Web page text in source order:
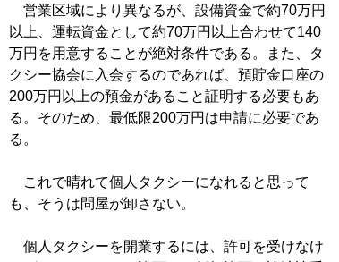
営業区域により異なるが、設備資金で約70万円
以上、運転資金として約70万円以上合わせて140
万円を用意することが絶対条件である。また、タ
クシー協会に入会するのであれば、預貯金口座の
200万円以上の預金があること証明する必要もあ
る。そのため、最低限200万円は申請に必要であ
る。
これで晴れて個人タクシーになれると思って
も、そうは問屋が卸さない。
個人タクシーを開業するには、許可を受けなけ